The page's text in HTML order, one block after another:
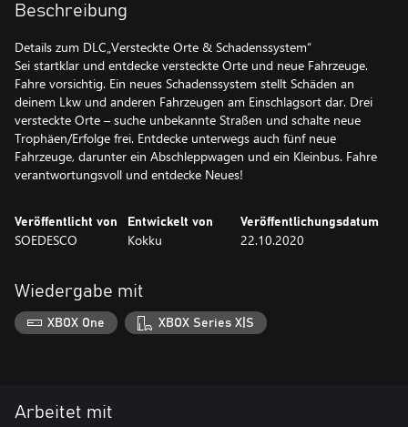
Beschreibung
Details zum DLC„Versteckte Orte & Schadenssystem“
Sei startklar und entdecke versteckte Orte und neue Fahrzeuge.
Fahre vorsichtig. Ein neues Schadenssystem stellt Schäden an
deinem Lkw und anderen Fahrzeugen am Einschlagsort dar. Drei
versteckte Orte – suche unbekannte Straßen und schalte neue
Trophäen/Erfolge frei. Entdecke unterwegs auch fünf neue
Fahrzeuge, darunter ein Abschleppwagen und ein Kleinbus. Fahre
verantwortungsvoll und entdecke Neues!
Veröffentlicht von
SOEDESCO
Entwickelt von
Kokku
Veröffentlichungsdatum
22.10.2020
Wiedergabe mit
XBOX One XBOX Series X|S
Arbeitet mit